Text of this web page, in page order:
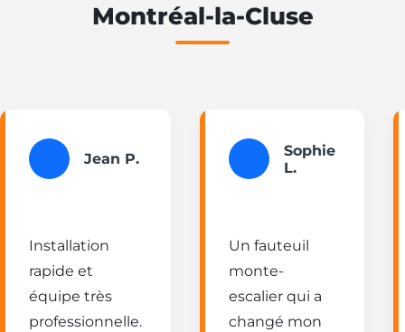
Montréal-la-Cluse
Jean P.
Installation
rapide et
équipe très
professionnelle.
Sophie
L.
Un fauteuil
monte-
escalier qui a
changé mon